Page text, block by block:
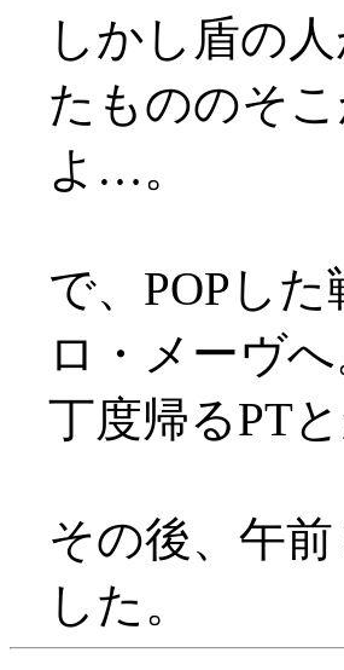
しかし盾の
たもののそ
よ…。
で、POPし
ロ・メーヴへ
丁度帰るPT
その後、午
した。